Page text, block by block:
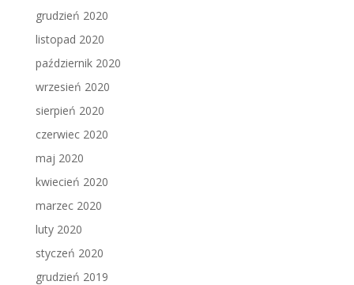
grudzień 2020
listopad 2020
październik 2020
wrzesień 2020
sierpień 2020
czerwiec 2020
maj 2020
kwiecień 2020
marzec 2020
luty 2020
styczeń 2020
grudzień 2019